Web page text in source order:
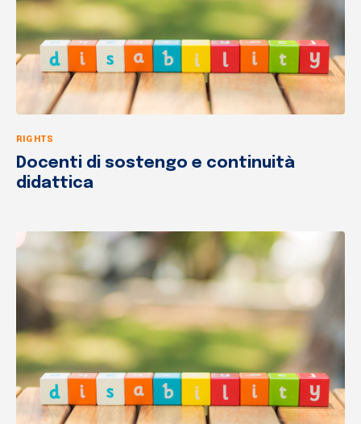
RIGHTS
Docenti di sostengo e continuità
didattica